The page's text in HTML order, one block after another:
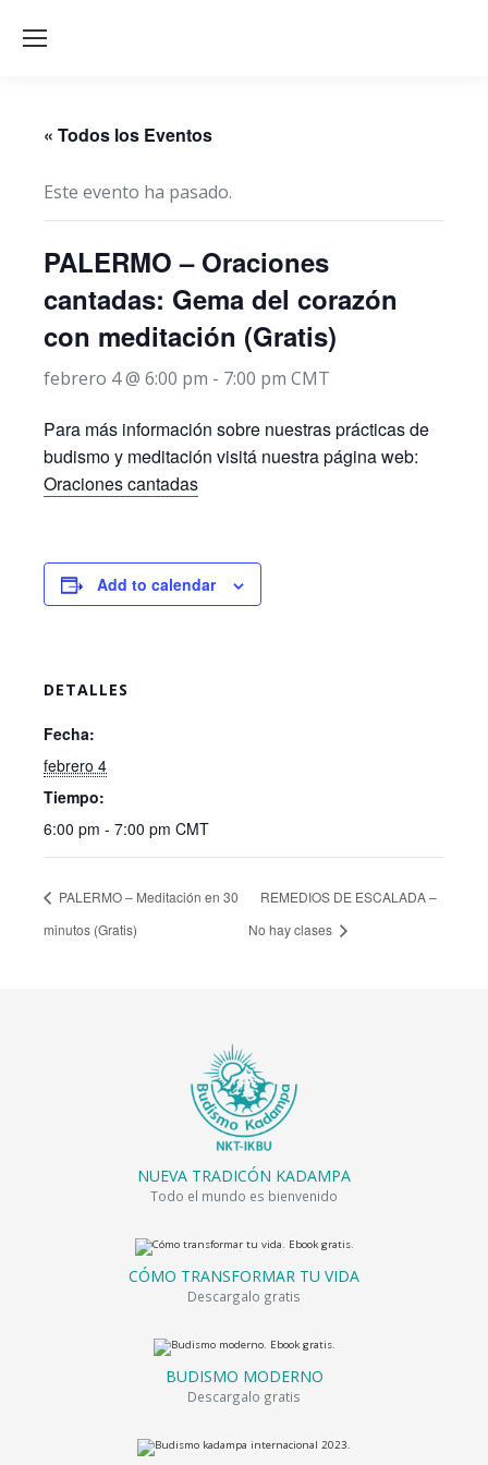
« Todos los Eventos
Este evento ha pasado.
PALERMO – Oraciones
cantadas: Gema del corazón
con meditación (Gratis)
febrero 4 @ 6:00 pm - 7:00 pm CMT
Para más información sobre nuestras prácticas de
budismo y meditación visitá nuestra página web:
Oraciones cantadas
Add to calendar
DETALLES
Fecha:
febrero 4
Tiempo:
6:00 pm - 7:00 pm CMT
PALERMO – Meditación en 30
minutos (Gratis)
REMEDIOS DE ESCALADA –
No hay clases
NUEVA TRADICÓN KADAMPA
Todo el mundo es bienvenido
CÓMO TRANSFORMAR TU VIDA
Descargalo gratis
BUDISMO MODERNO
Descargalo gratis